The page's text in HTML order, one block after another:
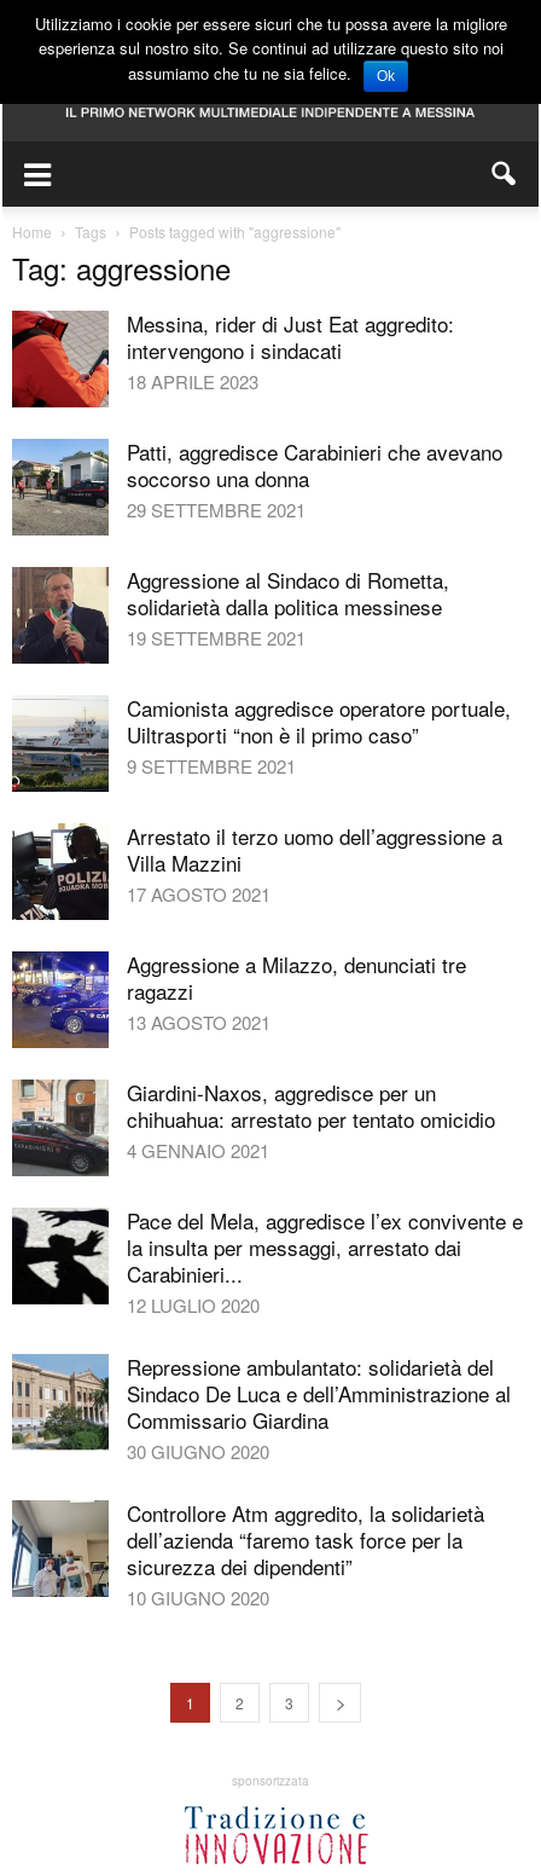
Home Tags Posts tagged with "aggressione"
Tag: aggressione
Messina, rider di Just Eat aggredito:
intervengono i sindacati
18 APRILE 2023
Patti, aggredisce Carabinieri che avevano
soccorso una donna
29 SETTEMBRE 2021
Aggressione al Sindaco di Rometta,
solidarietà dalla politica messinese
19 SETTEMBRE 2021
Camionista aggredisce operatore portuale,
Uiltrasporti “non è il primo caso”
9 SETTEMBRE 2021
Arrestato il terzo uomo dell’aggressione a
Villa Mazzini
17 AGOSTO 2021
Aggressione a Milazzo, denunciati tre
ragazzi
13 AGOSTO 2021
Giardini-Naxos, aggredisce per un
chihuahua: arrestato per tentato omicidio
4 GENNAIO 2021
Pace del Mela, aggredisce l’ex convivente e
la insulta per messaggi, arrestato dai
Carabinieri...
12 LUGLIO 2020
Repressione ambulantato: solidarietà del
Sindaco De Luca e dell’Amministrazione al
Commissario Giardina
30 GIUGNO 2020
Controllore Atm aggredito, la solidarietà
dell’azienda “faremo task force per la
sicurezza dei dipendenti”
10 GIUGNO 2020
1 2 3
sponsorizzata
Utilizziamo i cookie per essere sicuri che tu possa avere la migliore
esperienza sul nostro sito. Se continui ad utilizzare questo sito noi
assumiamo che tu ne sia felice.
Ok